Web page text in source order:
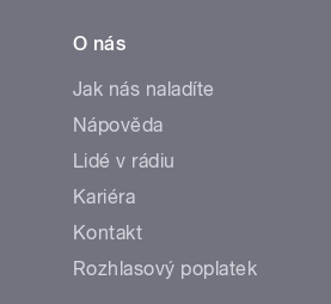
O nás
Jak nás naladíte
Nápověda
Lidé v rádiu
Kariéra
Kontakt
Rozhlasový poplatek